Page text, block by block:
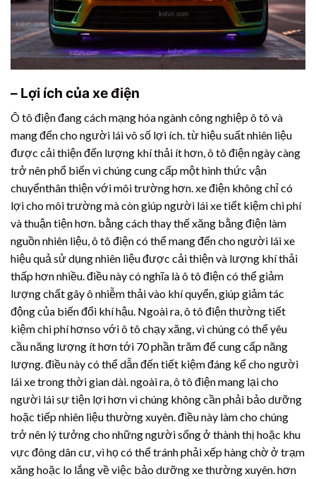
– Lợi ích của xe điện
Ô tô điện đang cách mạng hóa ngành công nghiệp ô tô và
mang đến cho người lái vô số lợi ích. từ hiệu suất nhiên liệu
được cải thiện đến lượng khí thải ít hơn, ô tô điện ngày càng
trở nên phổ biến vì chúng cung cấp một hình thức vận
chuyểnthân thiện với môi trường hơn. xe điện không chỉ có
lợi cho môi trường mà còn giúp người lái xe tiết kiệm chi phí
và thuận tiện hơn. bằng cách thay thế xăng bằng điện làm
nguồn nhiên liệu, ô tô điện có thể mang đến cho người lái xe
hiệu quả sử dụng nhiên liệu được cải thiện và lượng khí thải
thấp hơn nhiều. điều này có nghĩa là ô tô điện có thể giảm
lượng chất gây ô nhiễm thải vào khí quyển, giúp giảm tác
động của biến đổi khí hậu. Ngoài ra, ô tô điện thường tiết
kiệm chi phí hơnso với ô tô chạy xăng, vì chúng có thể yêu
cầu năng lượng ít hơn tới 70 phần trăm để cung cấp năng
lượng. điều này có thể dẫn đến tiết kiệm đáng kể cho người
lái xe trong thời gian dài. ngoài ra, ô tô điện mang lại cho
người lái sự tiện lợi hơn vì chúng không cần phải bảo dưỡng
hoặc tiếp nhiên liệu thường xuyên. điều này làm cho chúng
trở nên lý tưởng cho những người sống ở thành thị hoặc khu
vực đông dân cư, vì họ có thể tránh phải xếp hàng chờ ở trạm
xăng hoặc lo lắng về việc bảo dưỡng xe thường xuyên. hơn